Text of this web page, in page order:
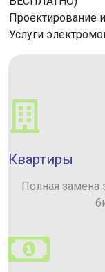
Проектирование
Услуги
Квартиры
Полная замена